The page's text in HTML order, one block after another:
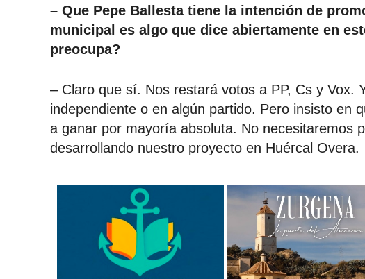
– Que Pepe Ballesta tiene la intención de
municipal es algo que dice abiertamente en
preocupa?
– Claro que sí. Nos restará votos a PP, Cs y Vox.
independiente o en algún partido. Pero insisto en
a ganar por mayoría absoluta. No necesitaremos
desarrollando nuestro proyecto en Huércal Overa.